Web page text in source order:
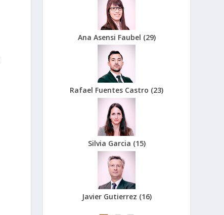
Ana Asensi Faubel (29)
Rafael Fuentes Castro (23)
Silvia Garcia (15)
Javier Gutierrez (16)